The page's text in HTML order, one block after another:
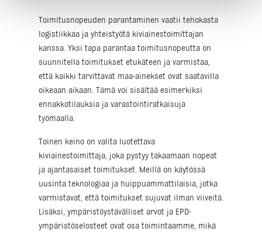
Toimitusnopeuden parantaminen vaatii tehokasta
logistiikkaa ja yhteistyötä kiviainestoimittajan
kanssa. Yksi tapa parantaa toimitusnopeutta on
suunnitella toimitukset etukäteen ja varmistaa,
että kaikki tarvittavat maa-ainekset ovat saatavilla
oikeaan aikaan. Tämä voi sisältää esimerkiksi
ennakkotilauksia ja varastointiratkaisuja
työmaalla.
Toinen keino on valita luotettava
kiviainestoimittaja, joka pystyy takaamaan nopeat
ja ajantasaiset toimitukset. Meillä on käytössä
uusinta teknologiaa ja huippuammattilaisia, jotka
varmistavat, että toimitukset sujuvat ilman viiveitä.
Lisäksi, ympäristöystävälliset arvot ja EPD-
ympäristöselosteet ovat osa toimintaamme, mikä